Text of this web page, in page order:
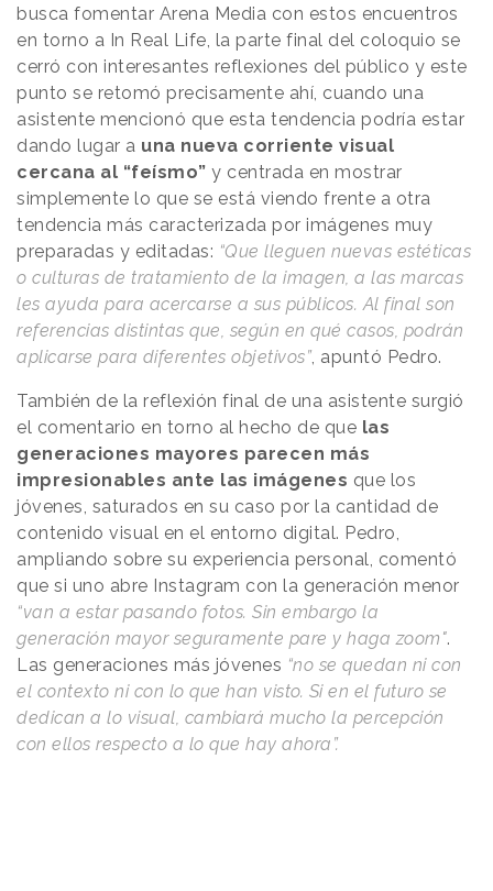
busca fomentar Arena Media con estos encuentros
en torno a In Real Life, la parte final del coloquio se
cerró con interesantes reflexiones del público y este
punto se retomó precisamente ahí, cuando una
asistente mencionó que esta tendencia podría estar
dando lugar a una nueva corriente visual
cercana al “feísmo” y centrada en mostrar
simplemente lo que se está viendo frente a otra
tendencia más caracterizada por imágenes muy
preparadas y editadas: “Que lleguen nuevas estéticas
o culturas de tratamiento de la imagen, a las marcas
les ayuda para acercarse a sus públicos. Al final son
referencias distintas que, según en qué casos, podrán
aplicarse para diferentes objetivos”, apuntó Pedro.
También de la reflexión final de una asistente surgió
el comentario en torno al hecho de que las
generaciones mayores parecen más
impresionables ante las imágenes que los
jóvenes, saturados en su caso por la cantidad de
contenido visual en el entorno digital. Pedro,
ampliando sobre su experiencia personal, comentó
que si uno abre Instagram con la generación menor
“van a estar pasando fotos. Sin embargo la
generación mayor seguramente pare y haga zoom".
Las generaciones más jóvenes “no se quedan ni con
el contexto ni con lo que han visto. Si en el futuro se
dedican a lo visual, cambiará mucho la percepción
con ellos respecto a lo que hay ahora”.